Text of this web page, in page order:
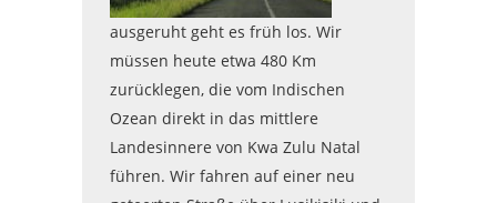
ausgeruht geht es früh los. Wir
müssen heute etwa 480 Km
zurücklegen, die vom Indischen
Ozean direkt in das mittlere
Landesinnere von Kwa Zulu Natal
führen. Wir fahren auf einer neu